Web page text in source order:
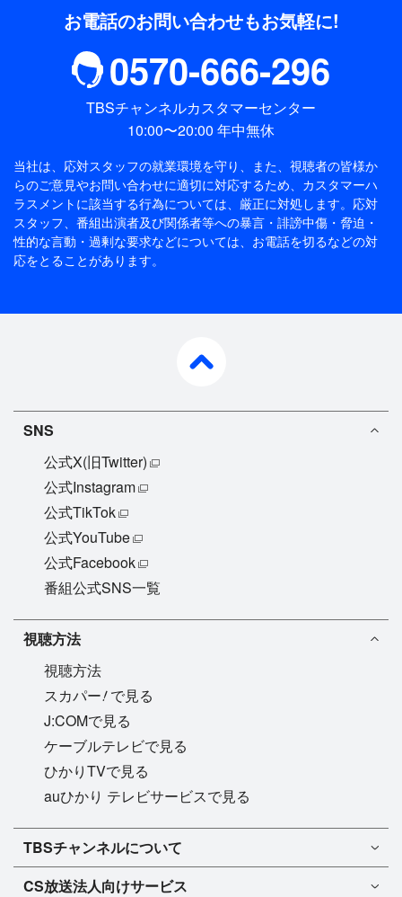
お電話のお問い合わせもお気軽に!
0570-666-296
TBSチャンネルカスタマーセンター
10:00〜20:00 年中無休
当社は、応対スタッフの就業環境を守り、また、視聴者の皆様か
らのご意見やお問い合わせに適切に対応するため、 カスタマーハ
ラスメントに該当する行為については、厳正に対処します。応対
スタッフ、番組出演者及び関係者等への暴言・誹謗中傷・脅迫・
性的な言動・過剰な要求などについては、お電話を切るなどの対
応をとることがあります。
SNS
公式X(旧Twitter)
公式Instagram
公式TikTok
公式YouTube
公式Facebook
番組公式SNS一覧
視聴方法
視聴方法
スカパー!で見る
J:COMで見る
ケーブルテレビで見る
ひかりTVで見る
auひかり テレビサービスで見る
TBSチャンネル1
TBSチャンネル2
マンスリーガイド［PDF］
TBSチャンネルについて
TBSチャンネルについて
CS放送法人向けサービス